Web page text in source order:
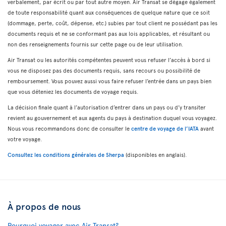
verbalement, par écrit ou par tout autre moyen. Air Transat se dégage également
de toute responsabilité quant aux conséquences de quelque nature que ce soit
(dommage, perte, coût, dépense, etc.) subies par tout client ne possédant pas les
documents requis et ne se conformant pas aux lois applicables, et résultant ou
non des renseignements fournis sur cette page ou de leur utilisation.
Air Transat ou les autorités compétentes peuvent vous refuser l’accès à bord si
vous ne disposez pas des documents requis, sans recours ou possibilité de
remboursement. Vous pouvez aussi vous faire refuser l’entrée dans un pays bien
que vous déteniez les documents de voyage requis.
La décision finale quant à l’autorisation d’entrer dans un pays ou d’y transiter
revient au gouvernement et aux agents du pays à destination duquel vous voyagez.
Nous vous recommandons donc de consulter le centre de voyage de l’IATA avant
votre voyage.
Consultez les conditions générales de Sherpa (disponibles en anglais).
À propos de nous